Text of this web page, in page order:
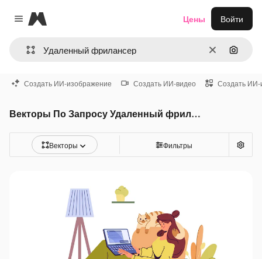
Close menu
Magnific
ОчиститьПоиск
Цены Войти
Создать ИИ-изображение Создать ИИ-видео Создать ИИ-
Векторы По Запросу Удаленный фрилансер
Векторы Фильтры